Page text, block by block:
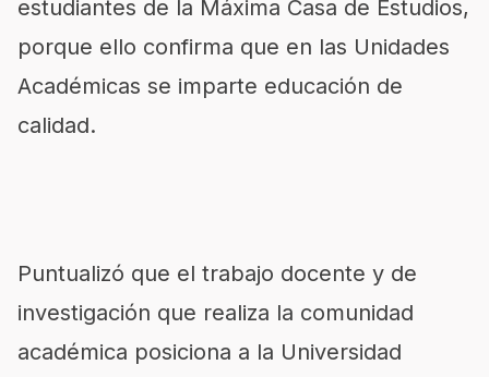
estudiantes de la Máxima Casa de Estudios,
porque ello confirma que en las Unidades
Académicas se imparte educación de
calidad.
Puntualizó que el trabajo docente y de
investigación que realiza la comunidad
académica posiciona a la Universidad